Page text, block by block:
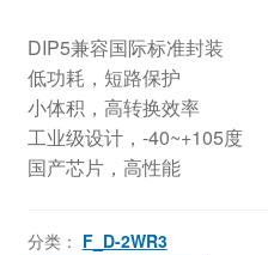
DIP5兼容国际标准封装
低功耗，短路保护
小体积，高转换效率
工业级设计，-40~+105度
国产芯片，高性能
分类： F_D-2WR3